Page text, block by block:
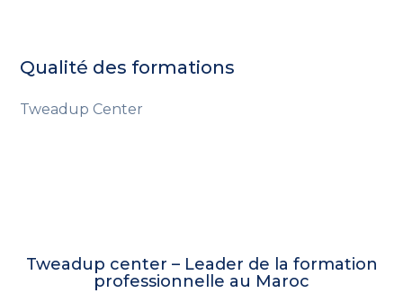
Qualité des formations
Tweadup Center
Tweadup center – Leader de la formation
professionnelle au Maroc